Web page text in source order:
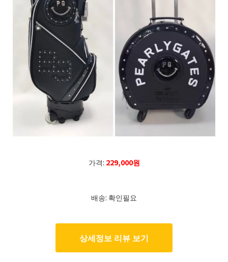
가격: 229,000원
배송: 확인필요
상세정보 리뷰 보기